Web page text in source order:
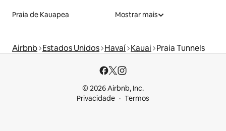
Praia de Kauapea Mostrar mais
Airbnb Estados Unidos Havaí Kauai Praia Tunnels
© 2026 Airbnb, Inc.
Privacidade
Termos